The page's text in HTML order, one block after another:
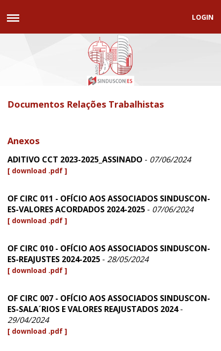
LOGIN
Documentos Relações Trabalhistas
Anexos
ADITIVO CCT 2023-2025_ASSINADO - 07/06/2024
[ download .pdf ]
OF CIRC 011 - OFÍCIO AOS ASSOCIADOS SINDUSCON-
ES-VALORES ACORDADOS 2024-2025 - 07/06/2024
[ download .pdf ]
OF CIRC 010 - OFÍCIO AOS ASSOCIADOS SINDUSCON-
ES-REAJUSTES 2024-2025 - 28/05/2024
[ download .pdf ]
OF CIRC 007 - OFÍCIO AOS ASSOCIADOS SINDUSCON-
ES-SALA´RIOS E VALORES REAJUSTADOS 2024-
29/04/2024
[ download .pdf ]